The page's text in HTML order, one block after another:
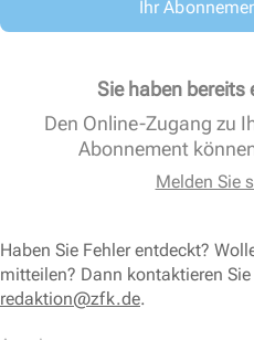
Ihr
Sie haben bereits
Den Online-Zugang zu
Abonnement
Melden Sie
Haben Sie Fehler entdeckt?
mitteilen? Dann kontaktieren
redaktion@zfk.de.